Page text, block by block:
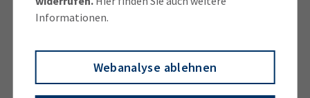
Informationen.
Webanalyse ablehnen
unverzichtbar sind.
Die beruflichen Perspektiven für Absolventen einer
IHK-Fortbildung sind weiterhin ausgezeichnet. Der
Arbeitskräftemangel bleibt trotz Strukturkrise für die